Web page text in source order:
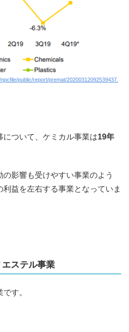
public/report/premat/20200312092539437.
について、ケミカル事業は19年
影響も受けやすい事業のよう
益を左右する事業となっていま
ステル事業
す。